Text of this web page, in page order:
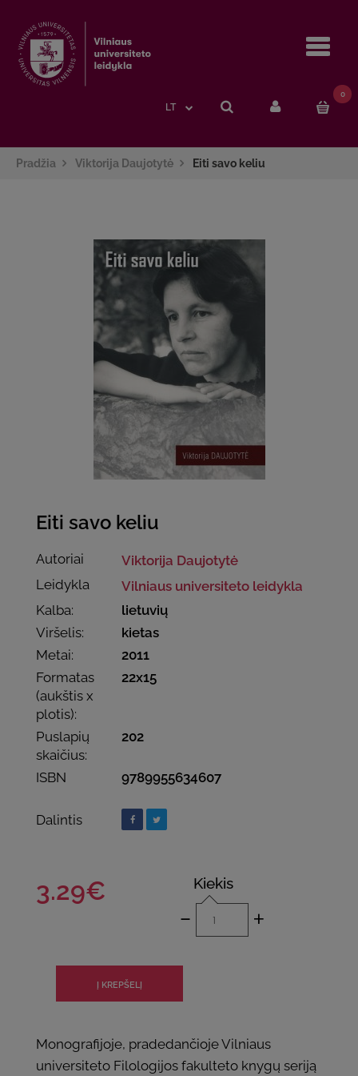
LT
0
Pradžia Viktorija Daujotytė Eiti savo keliu
Eiti savo keliu
Autoriai
Viktorija Daujotytė
Leidykla
Vilniaus universiteto leidykla
Kalba:
lietuvių
Viršelis:
kietas
Metai:
2011
Formatas
(aukštis x
plotis):
22x15
Puslapių
skaičius:
202
ISBN 9789955634607
Dalintis
3.29€ Kiekis
- +
Monografijoje, pradedančioje Vilniaus
universiteto Filologijos fakulteto knygų seriją